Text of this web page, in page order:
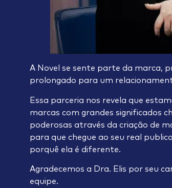
A Novel se sente parte da marca,
prolongado para um
Essa parceria nos revela que
marcas com grandes significados
poderosas através da criação de
para que chegue ao seu real
porquê ela é diferente.
Agradecemos a Dra. Elis por seu
equipe.